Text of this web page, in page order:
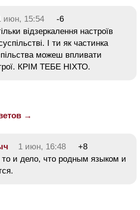
июн, 15:54
-6
відзеркалення настроїв
І ти як частинка
можеш впливати
КРІМ ТЕБЕ НІХТО.
→
1 июн, 16:48
+8
то и дело, что родным языком и